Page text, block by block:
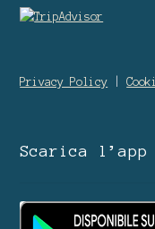
Privacy Policy |
Scarica l’app